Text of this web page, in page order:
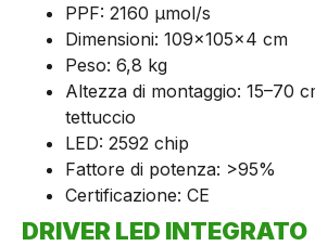
PPF: 2160 μmol/s
Dimensioni: 109×105×4 cm
Peso: 6,8 kg
Altezza di montaggio: 15–70
tettuccio
LED: 2592 chip
Fattore di potenza: >95%
Certificazione: CE
DRIVER LED INTEGRATO